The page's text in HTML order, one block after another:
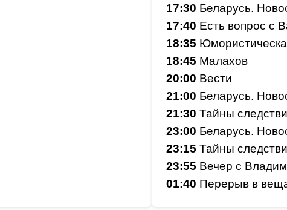
17:30 Беларусь.
17:40 Есть вопрос с
18:35
18:45 Малахов
20:00 Вести
21:00 Беларусь.
21:30 Тайны
23:00 Беларусь.
23:15 Тайны
23:55 Вечер с
01:40 Перерыв в